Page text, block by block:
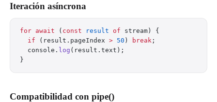
Iteración asíncrona
for await ( const result of stream) {
  if
(result.pageIndex > 50 ) break ;
  console.
log (result.text);
}
Compatibilidad con pipe()